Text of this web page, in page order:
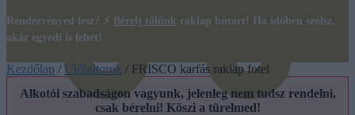
Rendezvényed lesz? ⚡ Bérelj tőlünk raklap bútort! Ha időben szólsz,
akár egyedi is lehet!
Kezdőlap / Ülőbútorok / FRISCO karfás raklap fotel
Alkotói szabadságon vagyunk, jelenleg nem tudsz rendelni,
csak bérelni! Köszi a türelmed!